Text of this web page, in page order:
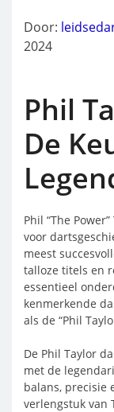
Door:
2024
Phil
De
Phil “The
voor
meest
talloze titels en
essentieel
kenmerkende
als de “Phil
De Phil Taylor
met de
balans, precisie
verlengstuk van